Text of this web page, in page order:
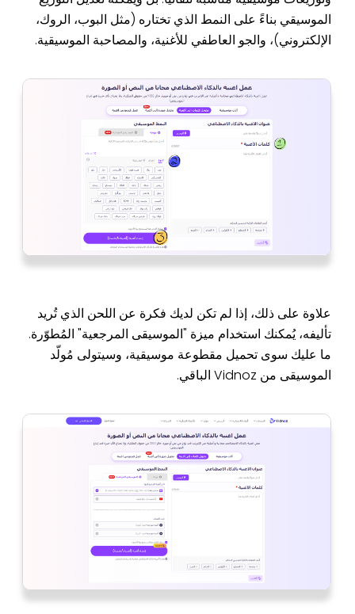
الموسيقي بناءً على النمط الذي تختاره (مثل البوب، الروك،
الإلكتروني)، والجو العاطفي للأغنية، والمصاحبة الموسيقية.
علاوة على ذلك، إذا لم تكن لديك فكرة عن اللحن الذي تُريد
تأليفه، يُمكنك استخدام ميزة "الموسيقى المرجعية" المُطوّرة.
ما عليك سوى تحميل مقطوعة موسيقية، وسيتولى مُولّد
الموسيقى من Vidnoz الباقي.